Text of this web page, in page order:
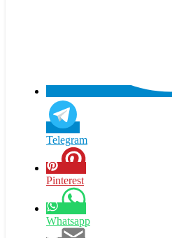
Telegram
Pinterest
Whatsapp